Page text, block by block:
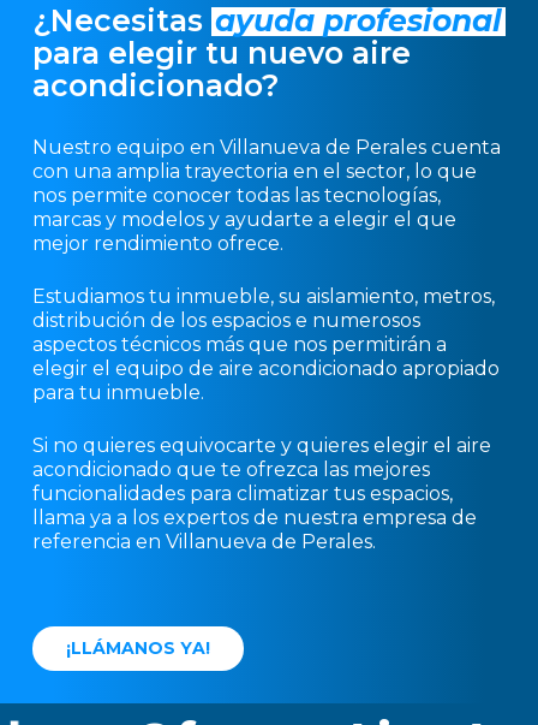
¿Necesitas ayuda profesional
para elegir tu nuevo aire
acondicionado?
Nuestro equipo en Villanueva de Perales cuenta
con una amplia trayectoria en el sector, lo que
nos permite conocer todas las tecnologías,
marcas y modelos y ayudarte a elegir el que
mejor rendimiento ofrece.
Estudiamos tu inmueble, su aislamiento, metros,
distribución de los espacios e numerosos
aspectos técnicos más que nos permitirán a
elegir el equipo de aire acondicionado apropiado
para tu inmueble.
Si no quieres equivocarte y quieres elegir el aire
acondicionado que te ofrezca las mejores
funcionalidades para climatizar tus espacios,
llama ya a los expertos de nuestra empresa de
referencia en Villanueva de Perales.
¡LLÁMANOS YA!